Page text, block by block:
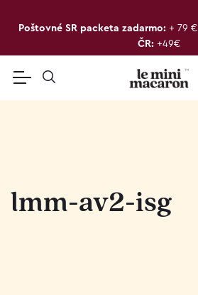
Poštovné SR packeta zadarmo: + 79 €
ČR: +49€
lmm-av2-isg